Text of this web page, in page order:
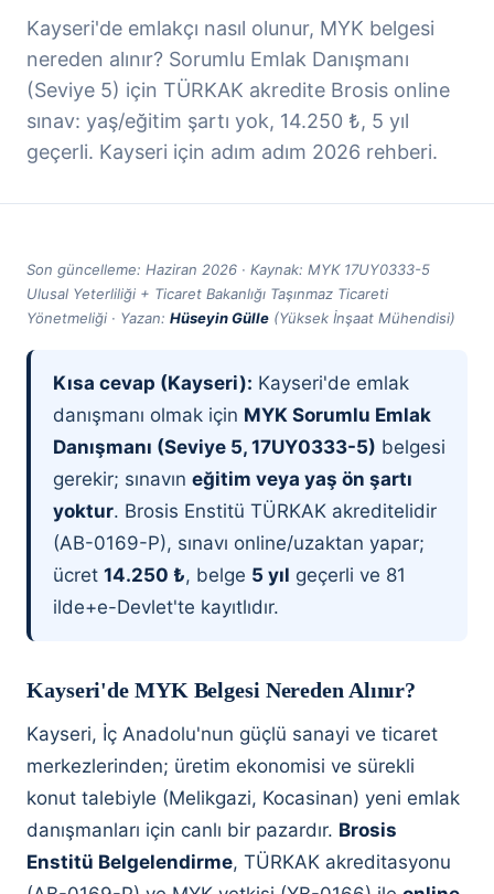
Kayseri'de emlakçı nasıl olunur, MYK belgesi
nereden alınır? Sorumlu Emlak Danışmanı
(Seviye 5) için TÜRKAK akredite Brosis online
sınav: yaş/eğitim şartı yok, 14.250 ₺, 5 yıl
geçerli. Kayseri için adım adım 2026 rehberi.
Son güncelleme: Haziran 2026 · Kaynak: MYK 17UY0333-5
Ulusal Yeterliliği + Ticaret Bakanlığı Taşınmaz Ticareti
Yönetmeliği · Yazan: Hüseyin Gülle (Yüksek İnşaat Mühendisi)
Kısa cevap (Kayseri): Kayseri'de emlak
danışmanı olmak için MYK Sorumlu Emlak
Danışmanı (Seviye 5, 17UY0333-5) belgesi
gerekir; sınavın eğitim veya yaş ön şartı
yoktur. Brosis Enstitü TÜRKAK akreditelidir
(AB-0169-P), sınavı online/uzaktan yapar;
ücret 14.250 ₺, belge 5 yıl geçerli ve 81
ilde+e-Devlet'te kayıtlıdır.
Kayseri'de MYK Belgesi Nereden Alınır?
Kayseri, İç Anadolu'nun güçlü sanayi ve ticaret
merkezlerinden; üretim ekonomisi ve sürekli
konut talebiyle (Melikgazi, Kocasinan) yeni emlak
danışmanları için canlı bir pazardır. Brosis
Enstitü Belgelendirme, TÜRKAK akreditasyonu